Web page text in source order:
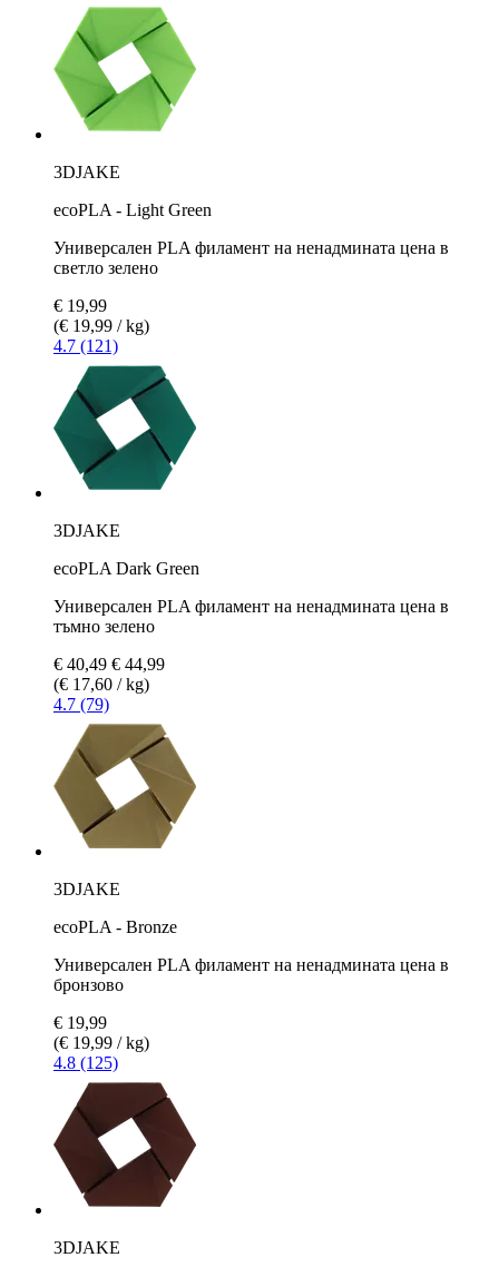
3DJAKE
ecoPLA - Light Green
Универсален PLA филамент на ненадмината цена в
светло зелено
€ 19,99
(€ 19,99 / kg)
4.7 (121)
3DJAKE
ecoPLA Dark Green
Универсален PLA филамент на ненадмината цена в
тъмно зелено
€ 40,49 € 44,99
(€ 17,60 / kg)
4.7 (79)
3DJAKE
ecoPLA - Bronze
Универсален PLA филамент на ненадмината цена в
бронзово
€ 19,99
(€ 19,99 / kg)
4.8 (125)
3DJAKE